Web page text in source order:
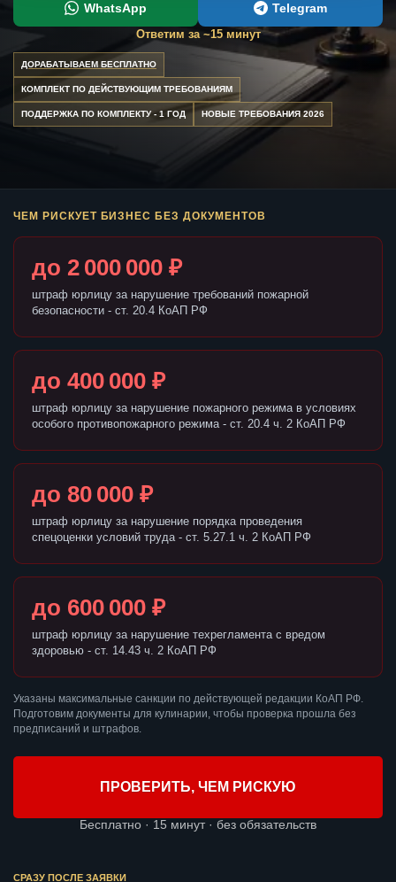
WhatsApp Telegram
Ответим за ~15 минут
ДОРАБАТЫВАЕМ БЕСПЛАТНО
КОМПЛЕКТ ПО ДЕЙСТВУЮЩИМ ТРЕБОВАНИЯМ
ПОДДЕРЖКА ПО КОМПЛЕКТУ - 1 ГОД НОВЫЕ ТРЕБОВАНИЯ 2026
ЧЕМ РИСКУЕТ БИЗНЕС БЕЗ ДОКУМЕНТОВ
до 2 000 000 ₽
штраф юрлицу за нарушение требований пожарной
безопасности - ст. 20.4 КоАП РФ
до 400 000 ₽
штраф юрлицу за нарушение пожарного режима в условиях
особого противопожарного режима - ст. 20.4 ч. 2 КоАП РФ
до 80 000 ₽
штраф юрлицу за нарушение порядка проведения
спецоценки условий труда - ст. 5.27.1 ч. 2 КоАП РФ
до 600 000 ₽
штраф юрлицу за нарушение техрегламента с вредом
здоровью - ст. 14.43 ч. 2 КоАП РФ
Указаны максимальные санкции по действующей редакции КоАП РФ.
Подготовим документы для кулинарии, чтобы проверка прошла без
предписаний и штрафов.
ПРОВЕРИТЬ, ЧЕМ РИСКУЮ
Бесплатно · 15 минут · без обязательств
СРАЗУ ПОСЛЕ ЗАЯВКИ